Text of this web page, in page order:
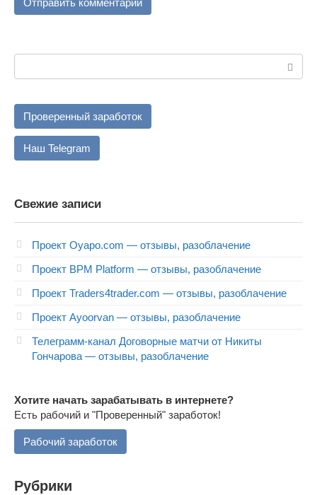
Проверенный заработок
Наш Telegram
Свежие записи
Проект Oyapo.com — отзывы, разоблачение
Проект BPM Platform — отзывы, разоблачение
Проект Traders4trader.com — отзывы, разоблачение
Проект Ayoorvan — отзывы, разоблачение
Телеграмм-канал Договорные матчи от Никиты
Гончарова — отзывы, разоблачение
Хотите начать зарабатывать в интернете?
Есть рабочий и "Проверенный" заработок!
Рабочий заработок
Рубрики